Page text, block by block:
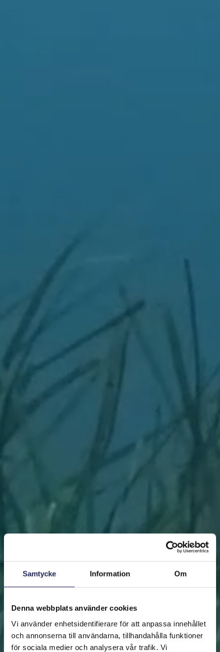
Samtycke Information Om
Denna webbplats använder cookies
Vi använder enhetsidentifierare för att anpassa innehållet
och annonserna till användarna, tillhandahålla funktioner
för sociala medier och analysera vår trafik. Vi